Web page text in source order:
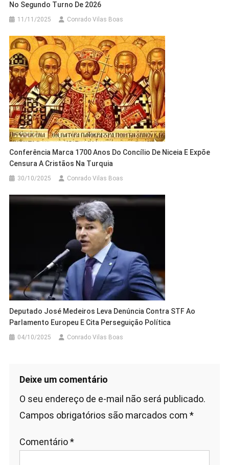
No Segundo Turno De 2026
11/11/2025 Conrado Vilas Boas
Conferência Marca 1700 Anos Do Concílio De Niceia E Expõe
Censura A Cristãos Na Turquia
30/10/2025 Conrado Vilas Boas
Deputado José Medeiros Leva Denúncia Contra STF Ao
Parlamento Europeu E Cita Perseguição Política
04/10/2025 Conrado Vilas Boas
Deixe um comentário
O seu endereço de e-mail não será publicado.
Campos obrigatórios são marcados com *
Comentário*